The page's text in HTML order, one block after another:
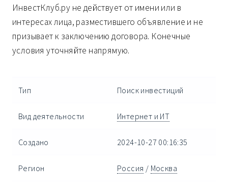
ИнвестКлуб.ру не действует от имени или в
интересах лица, разместившего объявление и не
призывает к заключению договора. Конечные
условия уточняйте напрямую.
Тип Поиск инвестиций
Вид деятельности Интернет и ИТ
Создано 2024-10-27 00:16:35
Регион Россия / Москва